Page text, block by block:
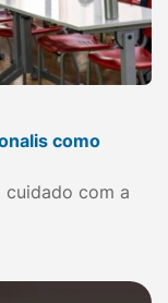
como
cuidado com a